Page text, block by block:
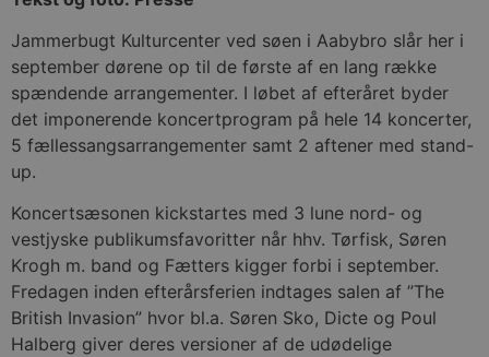
Jammerbugt Kulturcenter ved søen i Aabybro slår her i
september dørene op til de første af en lang række
spændende arrangementer. I løbet af efteråret byder
det imponerende koncertprogram på hele 14 koncerter,
5 fællessangsarrangementer samt 2 aftener med stand-
up.
Koncertsæsonen kickstartes med 3 lune nord- og
vestjyske publikumsfavoritter når hhv. Tørfisk, Søren
Krogh m. band og Fætters kigger forbi i september.
Fredagen inden efterårsferien indtages salen af ”The
British Invasion” hvor bl.a. Søren Sko, Dicte og Poul
Halberg giver deres versioner af de udødelige